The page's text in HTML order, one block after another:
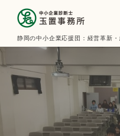
静岡の中小企業応援団：経営革新